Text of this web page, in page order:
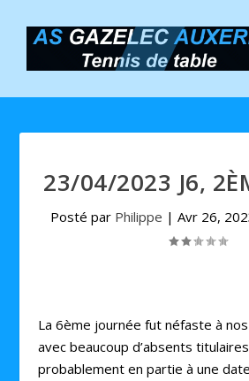
23/04/2023 J6,
Posté par Philippe | Avr 26,
La 6ème journée fut néfaste à
avec beaucoup d’absents
probablement en partie à une